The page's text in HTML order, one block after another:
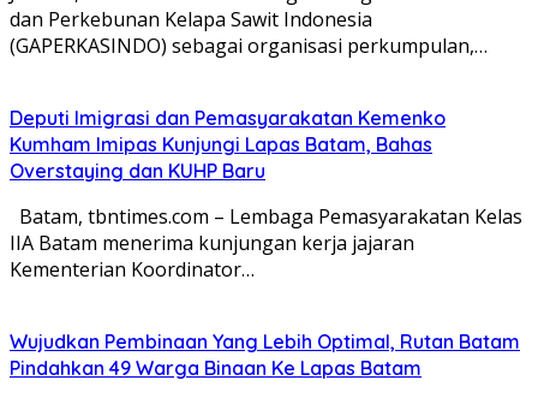
dan Perkebunan Kelapa Sawit Indonesia
(GAPERKASINDO) sebagai organisasi perkumpulan,…
Deputi Imigrasi dan Pemasyarakatan Kemenko
Kumham Imipas Kunjungi Lapas Batam, Bahas
Overstaying dan KUHP Baru
Batam, tbntimes.com – Lembaga Pemasyarakatan Kelas
IIA Batam menerima kunjungan kerja jajaran
Kementerian Koordinator…
Wujudkan Pembinaan Yang Lebih Optimal, Rutan Batam
Pindahkan 49 Warga Binaan Ke Lapas Batam